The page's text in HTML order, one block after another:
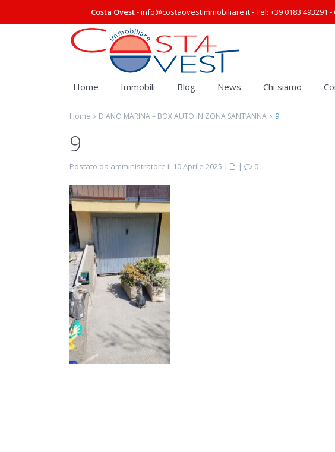
Costa Ovest- info@costaovestimmobiliare.it - Tel: +39 0183 493291
Home Immobili Blog News Chi siamo
Home DIANO MARINA – BOX AUTO IN ZONA SANT’ANNA 9
9
Postato da amministratore il 10 Aprile 2025 | | 0